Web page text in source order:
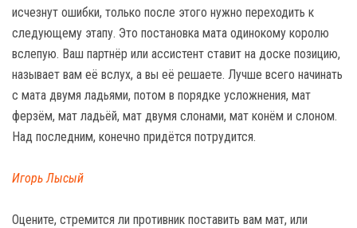
исчезнут ошибки, только после этого нужно переходить к
следующему этапу. Это постановка мата одинокому королю
вслепую. Ваш партнёр или ассистент ставит на доске позицию,
называет вам её вслух, а вы её решаете. Лучше всего начинать
с мата двумя ладьями, потом в порядке усложнения, мат
ферзём, мат ладьёй, мат двумя слонами, мат конём и слоном.
Над последним, конечно придётся потрудится.
Игорь Лысый
Оцените, стремится ли противник поставить вам мат, или